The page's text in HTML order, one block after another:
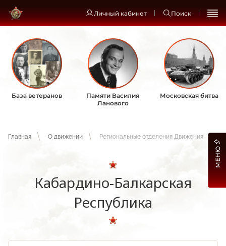
Личный кабинет Поиск
База ветеранов
Памяти Василия
Ланового
Московская битва
Главная О движении Региональные отделения Движения
Кабардино-Балкарская
Республика
МЕНЮ